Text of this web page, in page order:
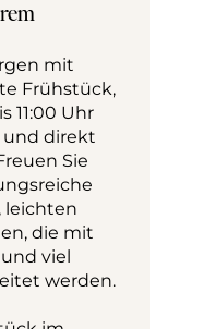
mit
Frühstück,
11:00 Uhr
und direkt
Sie
leichten
die mit
viel
werden.